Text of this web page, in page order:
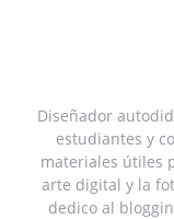
Diseñador
estudiantes y
materiales útiles
arte digital y la
dedico al